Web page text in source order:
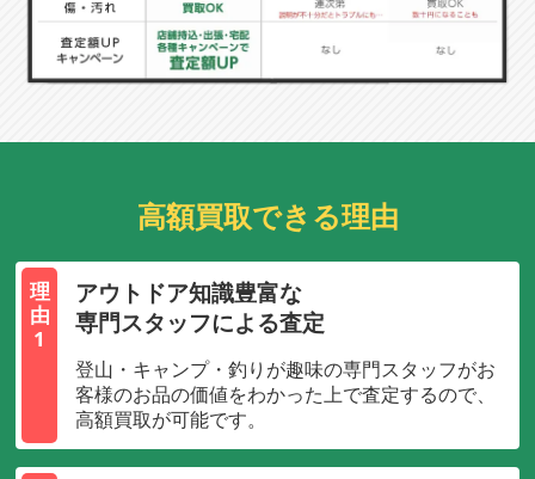
高額買取できる理由
理
由
1
アウトドア知識豊富な
専門スタッフによる査定
登山・キャンプ・釣りが趣味の専門スタッフがお
客様のお品の価値をわかった上で査定するので、
高額買取が可能です。